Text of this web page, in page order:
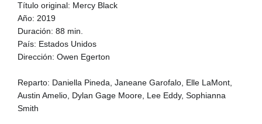
Título original: Mercy Black
Año: 2019
Duración: 88 min.
País: Estados Unidos
Dirección: Owen Egerton
Reparto: Daniella Pineda, Janeane Garofalo, Elle LaMont,
Austin Amelio, Dylan Gage Moore, Lee Eddy, Sophianna
Smith